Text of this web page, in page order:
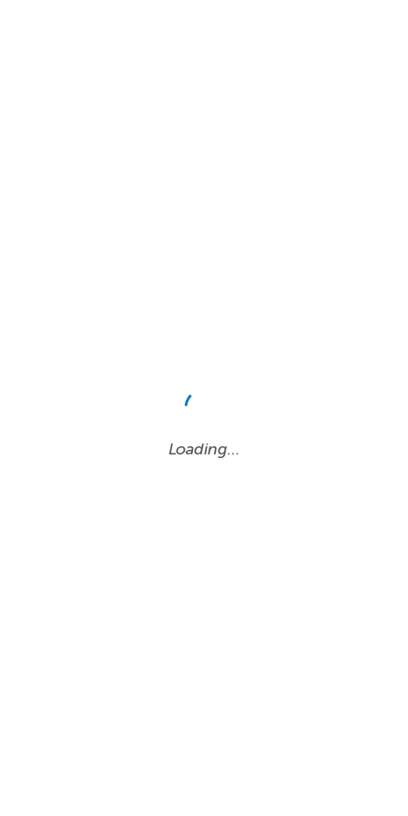
Loading…